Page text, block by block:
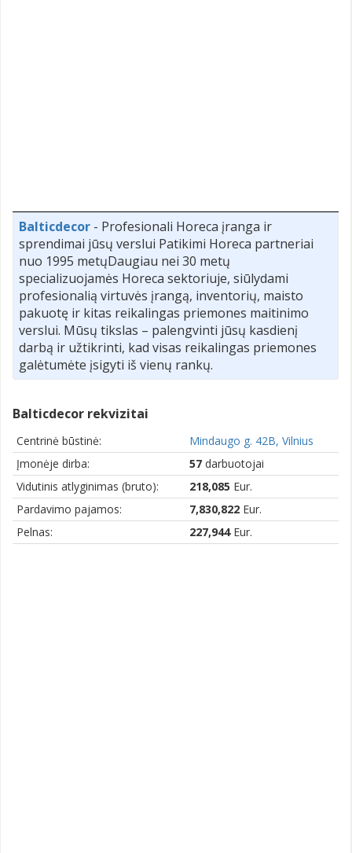
Balticdecor - Profesionali Horeca įranga ir
sprendimai jūsų verslui Patikimi Horeca partneriai
nuo 1995 metųDaugiau nei 30 metų
specializuojamės Horeca sektoriuje, siūlydami
profesionalią virtuvės įrangą, inventorių, maisto
pakuotę ir kitas reikalingas priemones maitinimo
verslui. Mūsų tikslas – palengvinti jūsų kasdienį
darbą ir užtikrinti, kad visas reikalingas priemones
galėtumėte įsigyti iš vienų rankų.
Balticdecor rekvizitai
Centrinė būstinė:
Mindaugo g. 42B, Vilnius
Įmonėje dirba:
57 darbuotojai
Vidutinis atlyginimas (bruto):
218,085 Eur.
Pardavimo pajamos:
7,830,822 Eur.
Pelnas:
227,944Eur.